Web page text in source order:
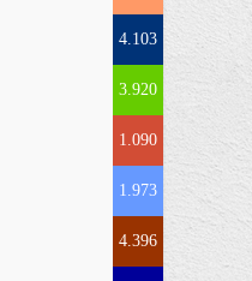
4.103
3.920
1.090
1.973
4.396